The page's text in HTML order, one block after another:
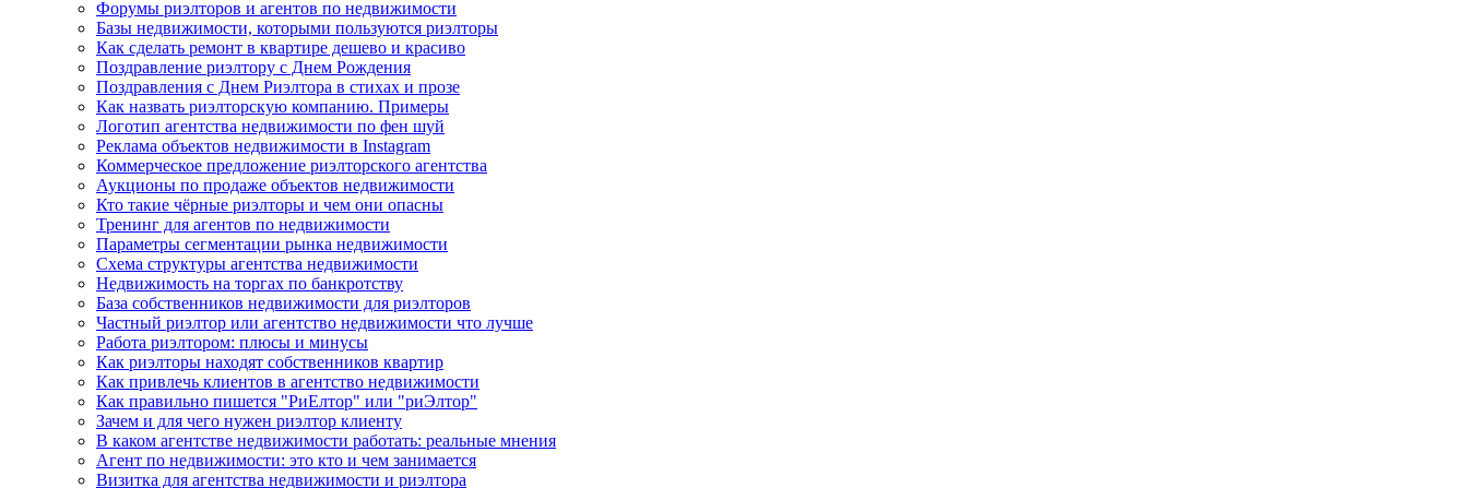
Форумы риэлторов и агентов по недвижимости
Базы недвижимости, которыми пользуются риэлторы
Как сделать ремонт в квартире дешево и красиво
Поздравление риэлтору с Днем Рождения
Поздравления с Днем Риэлтора в стихах и прозе
Как назвать риэлторскую компанию. Примеры
Логотип агентства недвижимости по фен шуй
Реклама объектов недвижимости в Instagram
Коммерческое предложение риэлторского агентства
Аукционы по продаже объектов недвижимости
Кто такие чёрные риэлторы и чем они опасны
Тренинг для агентов по недвижимости
Параметры сегментации рынка недвижимости
Схема структуры агентства недвижимости
Недвижимость на торгах по банкротству
База собственников недвижимости для риэлторов
Частный риэлтор или агентство недвижимости что лучше
Работа риэлтором: плюсы и минусы
Как риэлторы находят собственников квартир
Как привлечь клиентов в агентство недвижимости
Как правильно пишется "РиЕлтор" или "риЭлтор"
Зачем и для чего нужен риэлтор клиенту
В каком агентстве недвижимости работать: реальные мнения
Агент по недвижимости: это кто и чем занимается
Визитка для агентства недвижимости и риэлтора